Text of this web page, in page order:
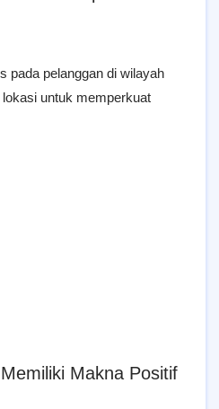
pada pelanggan di wilayah
untuk memperkuat
Makna Positif